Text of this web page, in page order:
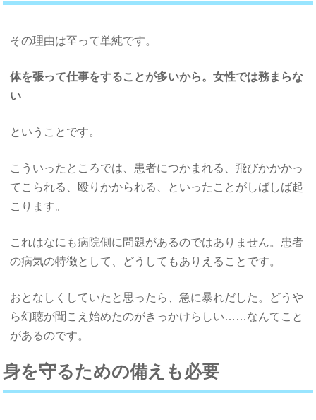
その理由は至って単純です。
体を張って仕事をすることが多いから。女性では務まらな
い
ということです。
こういったところでは、患者につかまれる、飛びかかかっ
てこられる、殴りかかられる、といったことがしばしば起
こります。
これはなにも病院側に問題があるのではありません。患者
の病気の特徴として、どうしてもありえることです。
おとなしくしていたと思ったら、急に暴れだした。どうや
ら幻聴が聞こえ始めたのがきっかけらしい……なんてこと
があるのです。
身を守るための備えも必要